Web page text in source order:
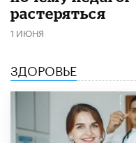
растеряться
1 ИЮНЯ
ЗДОРОВЬЕ